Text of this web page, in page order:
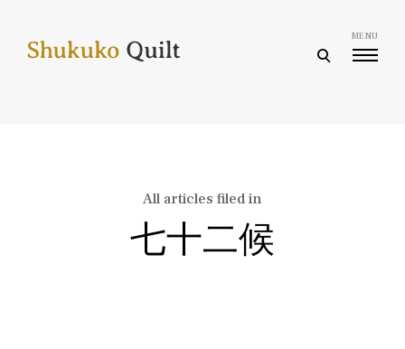
content
open
MENU
All articles filed in
七十二候